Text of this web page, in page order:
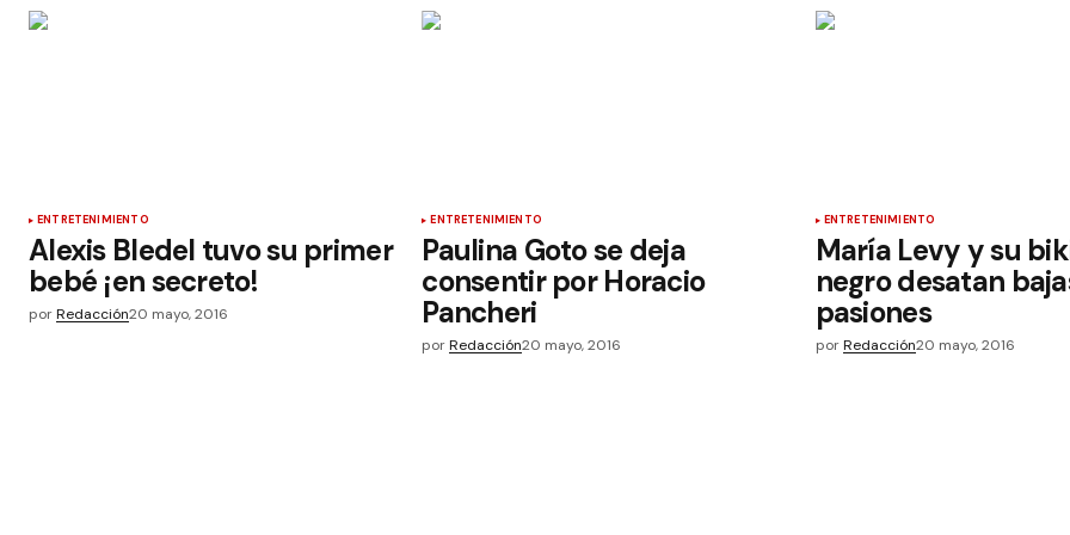
ENTRETENIMIENTO
Alexis Bledel tuvo su primer
bebé ¡en secreto!
porRedacción20 mayo, 2016
ENTRETENIMIENTO
Paulina Goto se deja
consentir por Horacio
Pancheri
por Redacción20 mayo, 2016
ENTRETENIMIENTO
María Levy y su
negro desatan
pasiones
por Redacción20 mayo, 2016